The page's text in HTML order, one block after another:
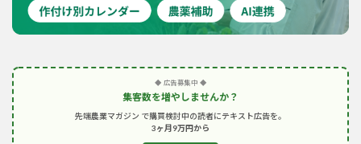
◆ 広告募集中 ◆
集客数を増やしませんか？
先端農業マガジン で購買検討中の読者にテキスト広告を。
3ヶ月9万円から